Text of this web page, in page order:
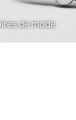
de mode
les sur
des sacs à
cuir. Vous